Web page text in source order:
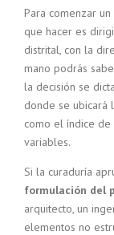
Para comenzar
que hacer es
distrital, con la
mano podrás
la decisión se
donde se ubicará
como el índice de
variables.
Si la curaduría
formulación del
arquitecto, un
elementos no